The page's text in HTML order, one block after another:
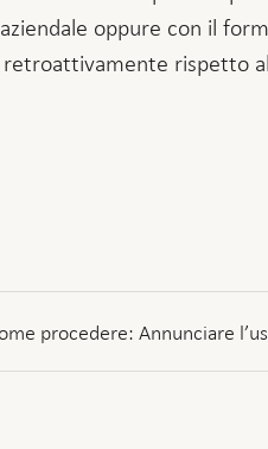
oppure con il
rispetto
procedere: Annunciare